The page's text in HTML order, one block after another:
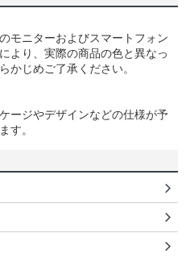
モニターおよびスマートフォン
より、実際の商品の色と異なっ
かじめご了承ください。
ージやデザインなどの仕様が予
す。